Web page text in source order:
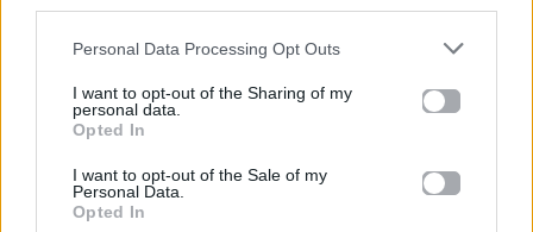
Personal Data Processing Opt Outs
I want to opt-out of the Sharing of my
personal data.
Opted In
I want to opt-out of the Sale of my
Personal Data.
Opted In
All Videos